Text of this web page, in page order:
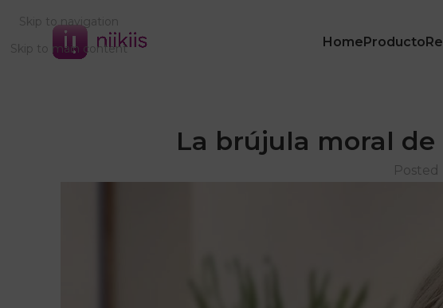
Skip to navigation
Skip to main content
HomeProducto
La brújula moral de
Posted